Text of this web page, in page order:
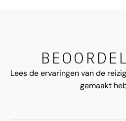
Lees de ervaringen van de
gemaakt